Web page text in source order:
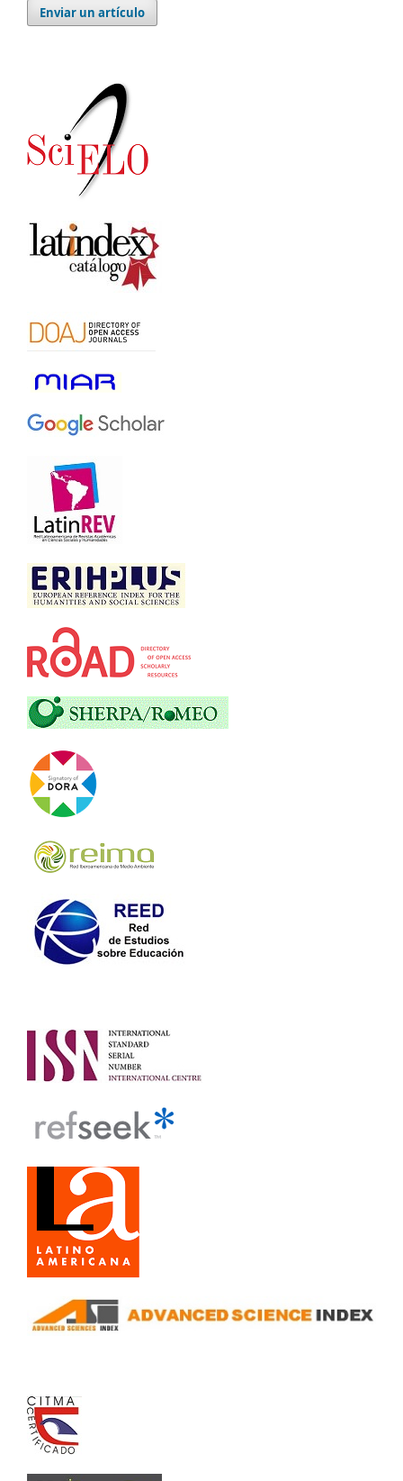
Enviar un artículo